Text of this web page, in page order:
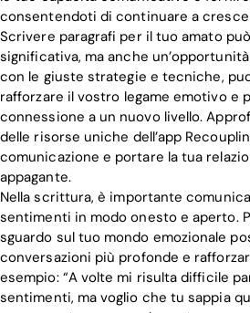
consentendoti di continuare a
Scrivere paragrafi per il tuo amato
significativa, ma anche
con le giuste strategie e tecniche,
rafforzare il vostro legame emotivo e
connessione a un nuovo livello.
delle risorse uniche dell’app
comunicazione e portare la tua
appagante.
Nella scrittura, è importante
sentimenti in modo onesto e aperto.
sguardo sul tuo mondo emozionale
conversazioni più profonde e
esempio: “A volte mi risulta difficile
sentimenti, ma voglio che tu sappia